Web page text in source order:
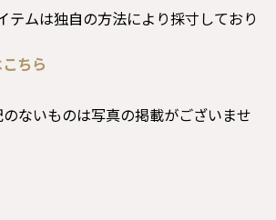
ムは独自の方法により採寸しており
ちら
ないものは写真の掲載がございませ